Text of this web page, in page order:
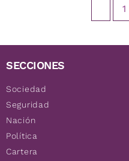
1
SECCIONES
Sociedad
Seguridad
Nación
Política
Cartera